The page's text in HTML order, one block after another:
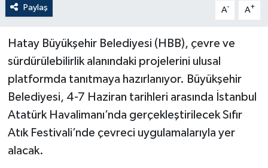
Paylaş A- A+
Hatay Büyükşehir Belediyesi (HBB), çevre ve
sürdürülebilirlik alanındaki projelerini ulusal
platformda tanıtmaya hazırlanıyor. Büyükşehir
Belediyesi, 4-7 Haziran tarihleri arasında İstanbul
Atatürk Havalimanı’nda gerçekleştirilecek Sıfır
Atık Festivali’nde çevreci uygulamalarıyla yer
alacak.